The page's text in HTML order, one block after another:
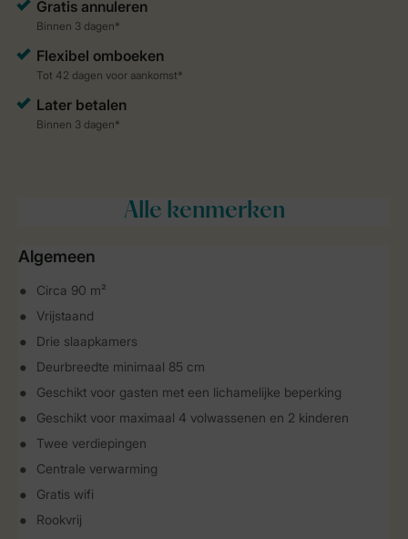
Alle kenmerken
Algemeen
Circa 90 m²
Vrijstaand
Drie slaapkamers
Deurbreedte minimaal 85 cm
Geschikt voor gasten met een lichamelijke beperking
Geschikt voor maximaal 4 volwassenen en 2 kinderen
Twee verdiepingen
Centrale verwarming
Gratis wifi
Rookvrij